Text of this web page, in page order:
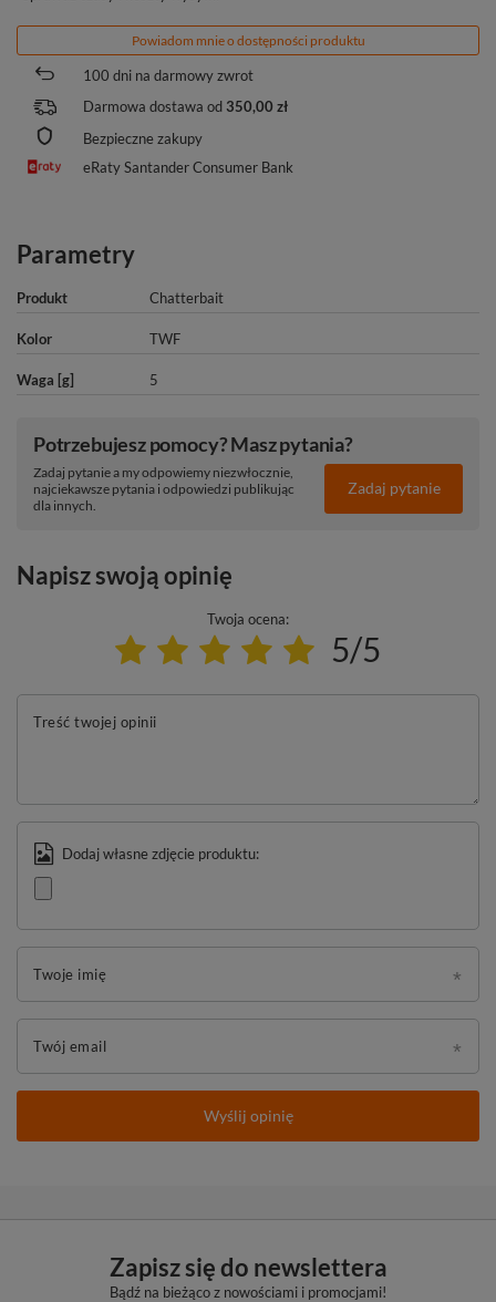
Powiadom mnie o dostępności produktu
100 dni na darmowy zwrot
Darmowa dostawa od 350,00 zł
Bezpieczne zakupy
eRaty Santander Consumer Bank
Parametry
Produkt Chatterbait
Kolor TWF
Waga [g] 5
Potrzebujesz pomocy? Masz pytania?
Zadaj pytanie a my odpowiemy niezwłocznie,
najciekawsze pytania i odpowiedzi publikując
dla innych.
Zadaj pytanie
Napisz swoją opinię
Twoja ocena:
5/5
Treść twojej opinii
Dodaj własne zdjęcie produktu:
Twoje imię
Twój email
Wyślij opinię
Zapisz się do newslettera
Bądź na bieżąco z nowościami i promocjami!